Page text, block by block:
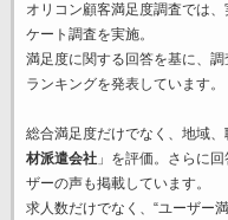
オリコン顧客満足度調査では
ケート調査を実施。
満足度に関する回答を基に、調
ランキングを発表しています。
総合満足度だけでなく、地域
材派遣会社」を評価。さらに
ザーの声も掲載しています。
求人数だけでなく、“ユーザー